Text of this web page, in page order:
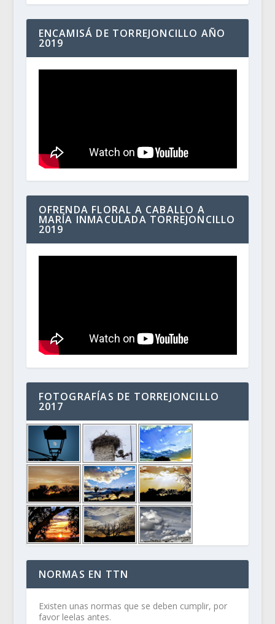
ENCAMISÁ DE TORREJONCILLO AÑO
2019
OFRENDA FLORAL A CABALLO A
MARÍA INMACULADA TORREJONCILLO
2019
FOTOGRAFÍAS DE TORREJONCILLO
2017
NORMAS EN TTN
Existen unas normas que se deben cumplir, por
favor leelas antes.